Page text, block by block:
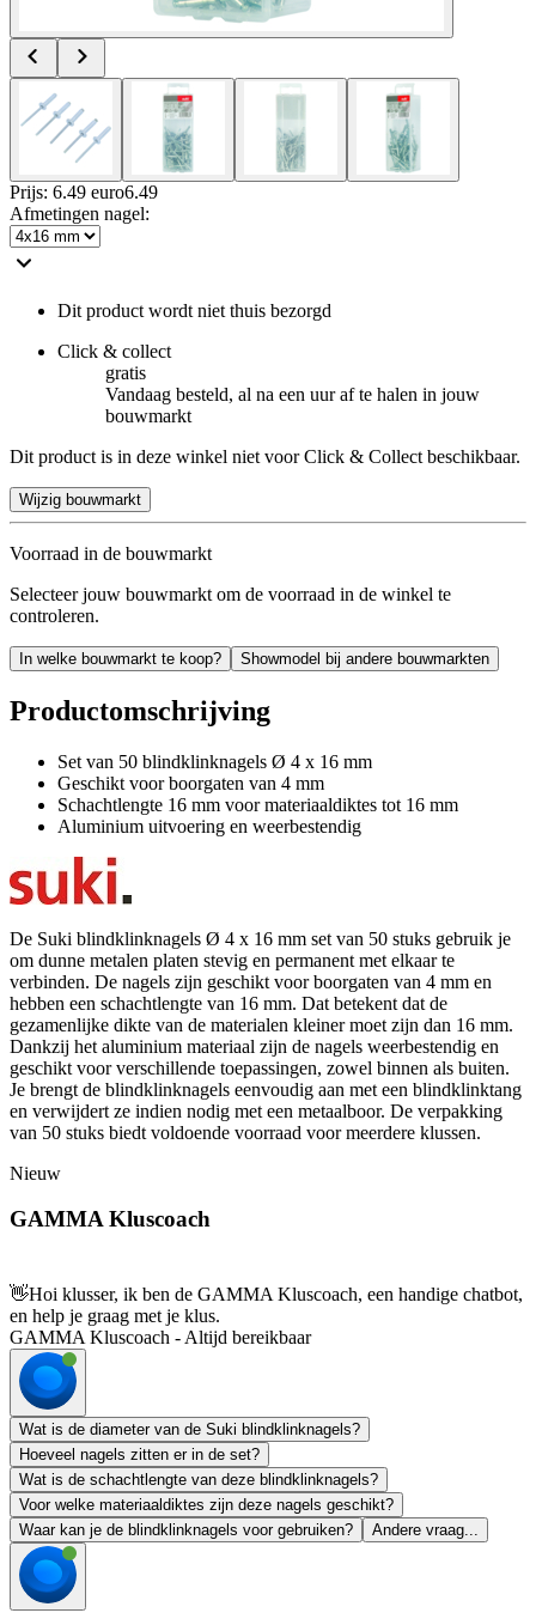
Prijs: 6.49 euro6.49
Afmetingen nagel:
Dit product wordt niet thuis bezorgd
Click & collect
gratis
Vandaag besteld, al na een uur af te halen in jouw
bouwmarkt
Dit product is in deze winkel niet voor Click & Collect beschikbaar.
Wijzig bouwmarkt
Voorraad in de bouwmarkt
Selecteer jouw bouwmarkt om de voorraad in de winkel te
controleren.
In welke bouwmarkt te koop? Showmodel bij andere bouwmarkten
Productomschrijving
Set van 50 blindklinknagels Ø 4 x 16 mm
Geschikt voor boorgaten van 4 mm
Schachtlengte 16 mm voor materiaaldiktes tot 16 mm
Aluminium uitvoering en weerbestendig
De Suki blindklinknagels Ø 4 x 16 mm set van 50 stuks gebruik je
om dunne metalen platen stevig en permanent met elkaar te
verbinden. De nagels zijn geschikt voor boorgaten van 4 mm en
hebben een schachtlengte van 16 mm. Dat betekent dat de
gezamenlijke dikte van de materialen kleiner moet zijn dan 16 mm.
Dankzij het aluminium materiaal zijn de nagels weerbestendig en
geschikt voor verschillende toepassingen, zowel binnen als buiten.
Je brengt de blindklinknagels eenvoudig aan met een blindklinktang
en verwijdert ze indien nodig met een metaalboor. De verpakking
van 50 stuks biedt voldoende voorraad voor meerdere klussen.
Nieuw
GAMMA Kluscoach
👋Hoi klusser, ik ben de GAMMA Kluscoach, een handige chatbot,
en help je graag met je klus.
GAMMA Kluscoach - Altijd bereikbaar
Wat is de diameter van de Suki blindklinknagels?
Hoeveel nagels zitten er in de set?
Wat is de schachtlengte van deze blindklinknagels?
Voor welke materiaaldiktes zijn deze nagels geschikt?
Waar kan je de blindklinknagels voor gebruiken?
Andere vraag...